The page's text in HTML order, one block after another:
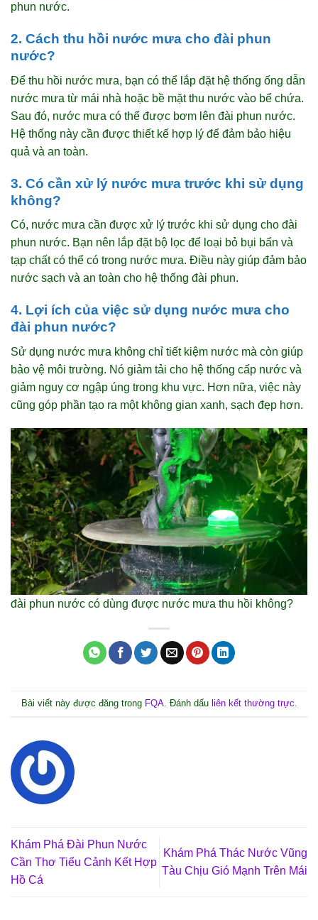
phun nước.
2. Cách thu hồi nước mưa cho đài phun
nước?
Để thu hồi nước mưa, bạn có thể lắp đặt hệ thống ống dẫn
nước mưa từ mái nhà hoặc bề mặt thu nước vào bể chứa.
Sau đó, nước mưa có thể được bơm lên đài phun nước.
Hệ thống này cần được thiết kế hợp lý để đảm bảo hiệu
quả và an toàn.
3. Có cần xử lý nước mưa trước khi sử dụng
không?
Có, nước mưa cần được xử lý trước khi sử dụng cho đài
phun nước. Bạn nên lắp đặt bộ lọc để loại bỏ bụi bẩn và
tạp chất có thể có trong nước mưa. Điều này giúp đảm bảo
nước sạch và an toàn cho hệ thống đài phun.
4. Lợi ích của việc sử dụng nước mưa cho
đài phun nước?
Sử dụng nước mưa không chỉ tiết kiệm nước mà còn giúp
bảo vệ môi trường. Nó giảm tải cho hệ thống cấp nước và
giảm nguy cơ ngập úng trong khu vực. Hơn nữa, việc này
cũng góp phần tạo ra một không gian xanh, sạch đẹp hơn.
đài phun nước có dùng được nước mưa thu hồi không?
Bài viết này được đăng trong FQA. Đánh dấu liên kết thường trực
Khám Phá Đài Phun Nước
Cần Thơ Tiểu Cảnh Kết Hợp
Hồ Cá
Khám Phá Thác Nước Vũng
Tàu Chịu Gió Mạnh Trên Mái